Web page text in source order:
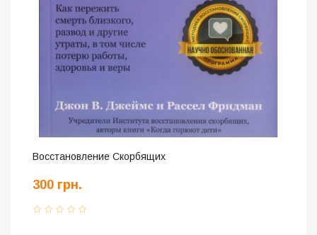
Восстановление Скорбящих
300 грн.